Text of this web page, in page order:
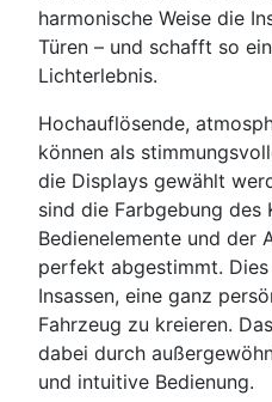
harmonische Weise die
Türen – und schafft so
Lichterlebnis.
Hochauflösende,
können als
die Displays gewählt
sind die Farbgebung des
Bedienelemente und der
perfekt abgestimmt.
Insassen, eine ganz
Fahrzeug zu kreieren.
dabei durch
und intuitive Bedienung.